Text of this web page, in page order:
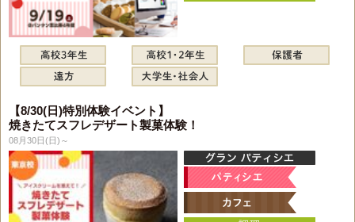
【8/30(日)特別体験イベント】
焼きたてスフレデザート製菓体験！
08月30日(日)～